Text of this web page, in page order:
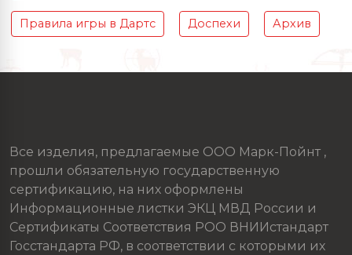
Правила игры в Дартс Доспехи Архив
Все изделия, предлагаемые ООО Марк-Пойнт ,
прошли обязательную государственную
сертификацию, на них оформлены
Информационные листки ЭКЦ МВД России и
Сертификаты Соответствия РОО ВНИИстандарт
Госстандарта РФ, в соответствии с которыми их